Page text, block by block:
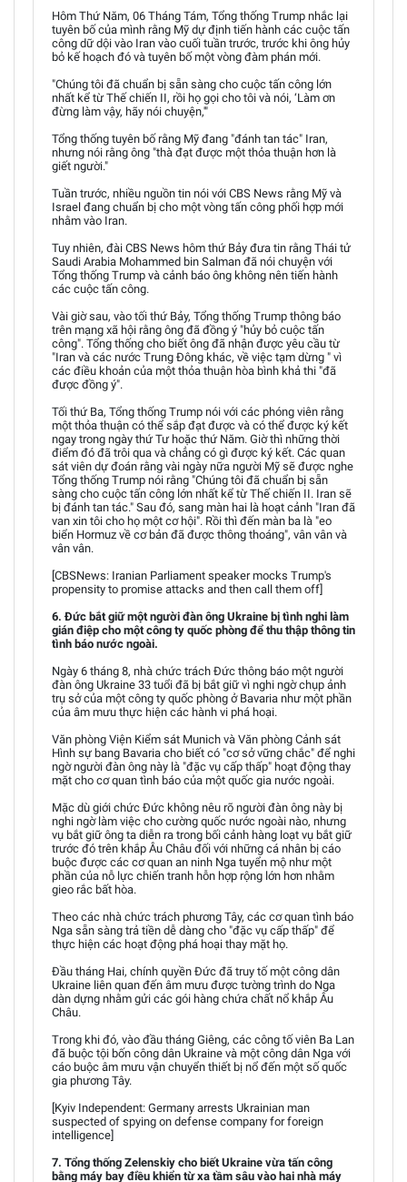
Hôm Thứ Năm, 06 Tháng Tám, Tổng thống Trump nhắc lại
tuyên bố của mình rằng Mỹ dự định tiến hành các cuộc tấn
công dữ dội vào Iran vào cuối tuần trước, trước khi ông hủy
bỏ kế hoạch đó và tuyên bố một vòng đàm phán mới.
"Chúng tôi đã chuẩn bị sẵn sàng cho cuộc tấn công lớn
nhất kể từ Thế chiến II, rồi họ gọi cho tôi và nói, ‘Làm ơn
đừng làm vậy, hãy nói chuyện,'"
Tổng thống tuyên bố rằng Mỹ đang "đánh tan tác" Iran,
nhưng nói rằng ông "thà đạt được một thỏa thuận hơn là
giết người."
Tuần trước, nhiều nguồn tin nói với CBS News rằng Mỹ và
Israel đang chuẩn bị cho một vòng tấn công phối hợp mới
nhằm vào Iran.
Tuy nhiên, đài CBS News hôm thứ Bảy đưa tin rằng Thái tử
Saudi Arabia Mohammed bin Salman đã nói chuyện với
Tổng thống Trump và cảnh báo ông không nên tiến hành
các cuộc tấn công.
Vài giờ sau, vào tối thứ Bảy, Tổng thống Trump thông báo
trên mạng xã hội rằng ông đã đồng ý "hủy bỏ cuộc tấn
công". Tổng thống cho biết ông đã nhận được yêu cầu từ
"Iran và các nước Trung Đông khác, về việc tạm dừng " vì
các điều khoản của một thỏa thuận hòa bình khả thi "đã
được đồng ý".
Tối thứ Ba, Tổng thống Trump nói với các phóng viên rằng
một thỏa thuận có thể sắp đạt được và có thể được ký kết
ngay trong ngày thứ Tư hoặc thứ Năm. Giờ thì những thời
điểm đó đã trôi qua và chẳng có gì được ký kết. Các quan
sát viên dự đoán rằng vài ngày nữa người Mỹ sẽ được nghe
Tổng thống Trump nói rằng "Chúng tôi đã chuẩn bị sẵn
sàng cho cuộc tấn công lớn nhất kể từ Thế chiến II. Iran sẽ
bị đánh tan tác." Sau đó, sang màn hai là hoạt cảnh "Iran đã
van xin tôi cho họ một cơ hội". Rồi thì đến màn ba là "eo
biển Hormuz về cơ bản đã được thông thoáng", vân vân và
vân vân.
[CBSNews: Iranian Parliament speaker mocks Trump's
propensity to promise attacks and then call them off]
6. Đức bắt giữ một người đàn ông Ukraine bị tình nghi làm
gián điệp cho một công ty quốc phòng để thu thập thông tin
tình báo nước ngoài.
Ngày 6 tháng 8, nhà chức trách Đức thông báo một người
đàn ông Ukraine 33 tuổi đã bị bắt giữ vì nghi ngờ chụp ảnh
trụ sở của một công ty quốc phòng ở Bavaria như một phần
của âm mưu thực hiện các hành vi phá hoại.
Văn phòng Viện Kiểm sát Munich và Văn phòng Cảnh sát
Hình sự bang Bavaria cho biết có "cơ sở vững chắc" để nghi
ngờ người đàn ông này là "đặc vụ cấp thấp" hoạt động thay
mặt cho cơ quan tình báo của một quốc gia nước ngoài.
Mặc dù giới chức Đức không nêu rõ người đàn ông này bị
nghi ngờ làm việc cho cường quốc nước ngoài nào, nhưng
vụ bắt giữ ông ta diễn ra trong bối cảnh hàng loạt vụ bắt giữ
trước đó trên khắp Âu Châu đối với những cá nhân bị cáo
buộc được các cơ quan an ninh Nga tuyển mộ như một
phần của nỗ lực chiến tranh hỗn hợp rộng lớn hơn nhằm
gieo rắc bất hòa.
Theo các nhà chức trách phương Tây, các cơ quan tình báo
Nga sẵn sàng trả tiền dễ dàng cho "đặc vụ cấp thấp" để
thực hiện các hoạt động phá hoại thay mặt họ.
Đầu tháng Hai, chính quyền Đức đã truy tố một công dân
Ukraine liên quan đến âm mưu được tường trình do Nga
dàn dựng nhằm gửi các gói hàng chứa chất nổ khắp Âu
Châu.
Trong khi đó, vào đầu tháng Giêng, các công tố viên Ba Lan
đã buộc tội bốn công dân Ukraine và một công dân Nga với
cáo buộc âm mưu vận chuyển thiết bị nổ đến một số quốc
gia phương Tây.
[Kyiv Independent: Germany arrests Ukrainian man
suspected of spying on defense company for foreign
intelligence]
7. Tổng thống Zelenskiy cho biết Ukraine vừa tấn công
bằng máy bay điều khiển từ xa tầm sâu vào hai nhà máy